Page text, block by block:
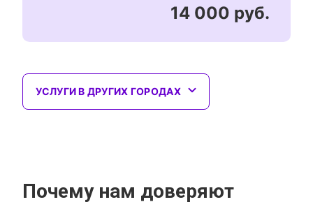
14 000 руб.
УСЛУГИ В ДРУГИХ ГОРОДАХ
Почему нам доверяют